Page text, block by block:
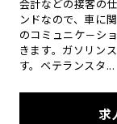
会計などの接客の
ンドなので、車に
のコミュニケ－シ
きます。ガソリン
す。ベテランスタ...
求